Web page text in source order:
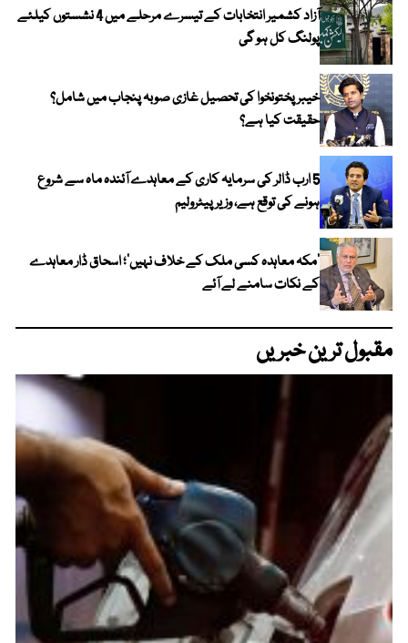
آزاد کشمیر انتخابات کے تیسرے مرحلے میں 4 نشستوں کیلئے
پولنگ کل ہو گی
خیبر پختونخوا کی تحصیل غازی صوبہ پنجاب میں شامل؟
حقیقت کیا ہے؟
5 ارب ڈالر کی سرمایہ کاری کے معاہدے آئندہ ماہ سے شروع
ہونے کی توقع ہے، وزیر پیٹرولیم
‘مکہ معاہدہ کسی ملک کے خلاف نہیں’؛ اسحاق ڈار معاہدے
کے نکات سامنے لے آئے
مقبول ترین خبریں